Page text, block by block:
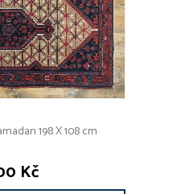
198 X 108 cm
Kč